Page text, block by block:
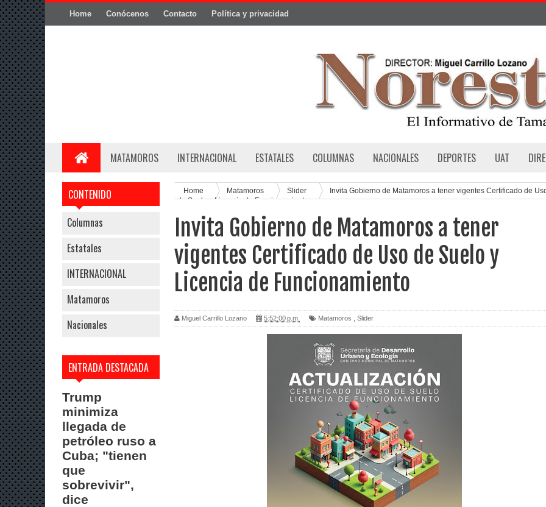
Home Conócenos Contacto Política y privacidad
MATAMOROS INTERNACIONAL ESTATALES COLUMNAS NACIONALES DEPORTES UAT
CONTENIDO
Columnas
Estatales
INTERNACIONAL
Matamoros
Nacionales
ENTRADA DESTACADA
Trump
minimiza
llegada de
petróleo ruso a
Cuba; "tienen
que
sobrevivir",
dice
Home Matamoros Slider
Invita Gobierno de Matamoros a tener vigentes Certificado de
de Suelo y Licencia de Funcionamiento
Invita Gobierno de Matamoros a tener
vigentes Certificado de Uso de Suelo y
Licencia de Funcionamiento
Miguel Carrillo Lozano 5:52:00 p.m. Matamoros Slider